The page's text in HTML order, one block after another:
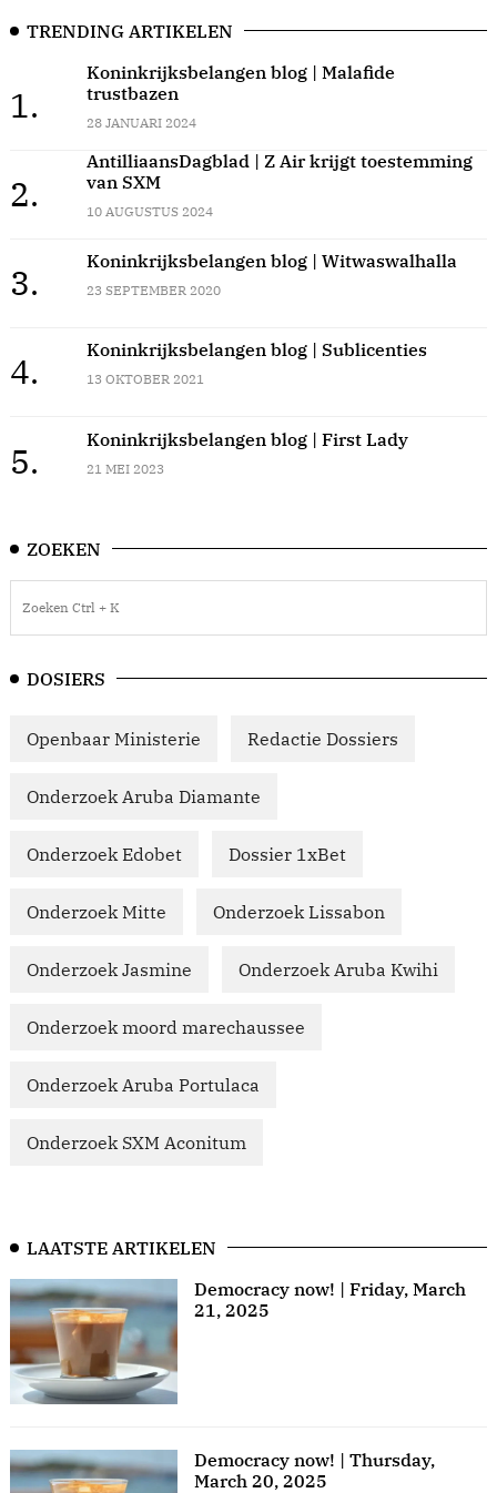
TRENDING ARTIKELEN
1.
Koninkrijksbelangen blog | Malafide
trustbazen
28 JANUARI 2024
2.
AntilliaansDagblad | Z Air krijgt toestemming
van SXM
10 AUGUSTUS 2024
3.
Koninkrijksbelangen blog | Witwaswalhalla
23 SEPTEMBER 2020
4.
Koninkrijksbelangen blog | Sublicenties
13 OKTOBER 2021
5.
Koninkrijksbelangen blog | First Lady
21 MEI 2023
ZOEKEN
DOSIERS
Openbaar Ministerie Redactie Dossiers
Onderzoek Aruba Diamante
Onderzoek Edobet Dossier 1xBet
Onderzoek Mitte Onderzoek Lissabon
Onderzoek Jasmine Onderzoek Aruba Kwihi
Onderzoek moord marechaussee
Onderzoek Aruba Portulaca
Onderzoek SXM Aconitum
LAATSTE ARTIKELEN
Democracy now! | Friday, March
21, 2025
Democracy now! | Thursday,
March 20, 2025